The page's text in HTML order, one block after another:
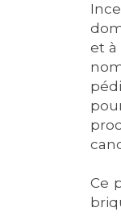
et à
Ce